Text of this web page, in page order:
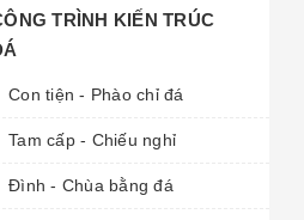
TRÌNH KIẾN TRÚC
Con tiện - Phào chỉ đá
Tam cấp - Chiếu nghỉ
Đình - Chùa bằng đá